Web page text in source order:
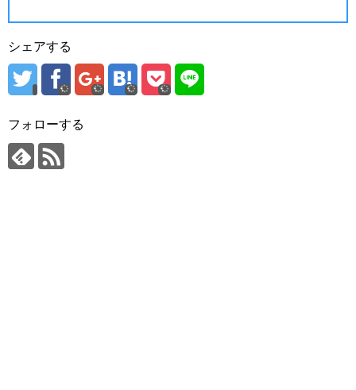
シェアする
フォローする